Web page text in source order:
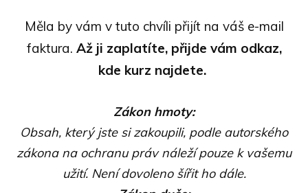
Měla by vám v tuto chvíli přijít na váš e-mail
faktura. Až ji zaplatíte, přijde vám odkaz,
kde kurz najdete.
Zákon hmoty:
Obsah, který jste si zakoupili, podle autorského
zákona na ochranu práv náleží pouze k vašemu
užití. Není dovoleno šířit ho dále.